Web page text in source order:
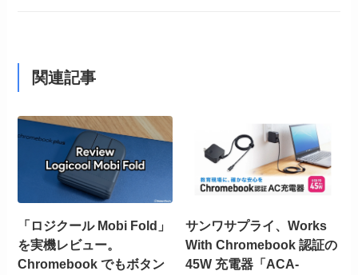
関連記事
「ロジクール Mobi Fold」
を実機レビュー。
Chromebook でもボタン
サンワサプライ、Works
With Chromebook 認証の
45W 充電器「ACA-